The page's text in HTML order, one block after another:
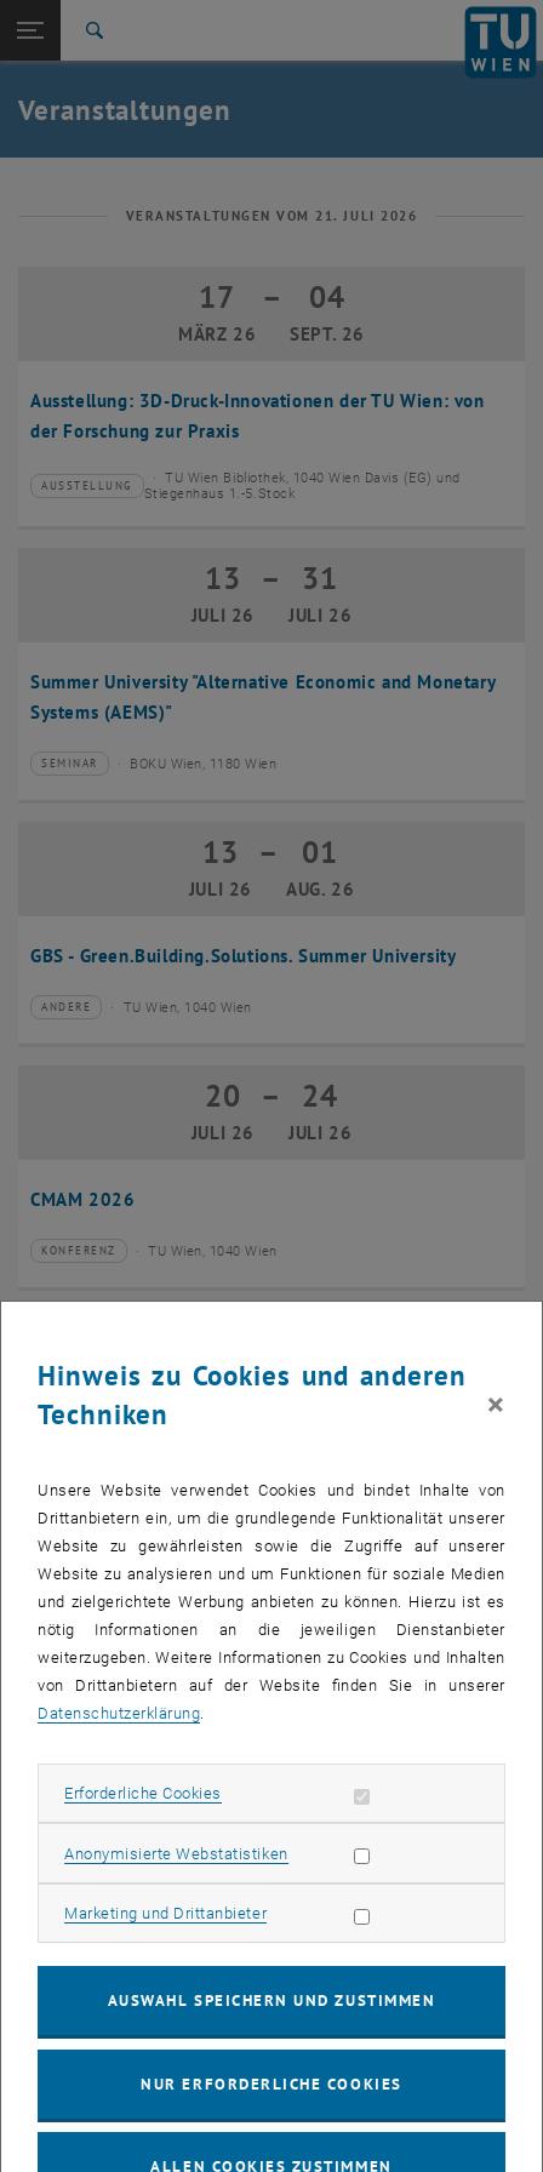
TU Login
Quicklinks
Quicklinks-Menü umschalten
Studium
Karriere
Zurück: Subseiten von Aktuelles auflisten
Aktuelles
Veranstaltungen
VERANSTALTUNGEN VOM 21. JULI 2026
Ausstellung: 3D-Druck-Innovationen der TU Wien: von
der Forschung zur Praxis
17
MÄRZ 26
17 März 2026 bis 04 September 2026
– 04
SEPT. 26
Veranstaltungstyp:
AUSSTELLUNG
Veranstaltungsort:
TU Wien Bibliothek, 1040 Wien Davis (EG) und
Stiegenhaus 1.-5.Stock
Summer University "Alternative Economic and Monetary
Systems (AEMS)"
13
JULI 26
13 Juli 2026 bis 31 Juli 2026
– 31
JULI 26
Veranstaltungstyp:
SEMINAR
Veranstaltungsort:BOKU Wien, 1180 Wien
GBS - Green.Building.Solutions. Summer University
13
JULI 26
13 Juli 2026 bis 01 August 2026
– 01
AUG. 26
Veranstaltungstyp:
ANDERE
Veranstaltungsort:TU Wien, 1040 Wien
CMAM 2026
20
JULI 26
20 Juli 2026 bis 24 Juli 2026
– 24
JULI 26
Veranstaltungstyp:
KONFERENZ
Veranstaltungsort: TU Wien, 1040 Wien
EMBA Online Info Session mit Dekan Prof. Dr. Wolfgang
Güttel
JULI 26
Veranstaltungstyp:
Veranstaltungsort: Online, via Zoom
Info Session Learning Journey Turin
03 August 2026
03
AUG. 26
Veranstaltungstyp:
INFORMATIONSVERANSTALTUNG
Veranstaltungsort: Online, Via Zoom
Stammtisch 04.08.
04
AUG. 26
–
tba, 1060 Wien
Hinweis zu Cookies und anderen
Techniken
×
Unsere Website verwendet Cookies und bindet Inhalte von
Drittanbietern ein, um die grundlegende Funktionalität unserer
Website zu gewährleisten sowie die Zugriffe auf unserer
Website zu analysieren und um Funktionen für soziale Medien
und zielgerichtete Werbung anbieten zu können. Hierzu ist es
nötig Informationen an die jeweiligen Dienstanbieter
weiterzugeben. Weitere Informationen zu Cookies und Inhalten
von Drittanbietern auf der Website finden Sie in unserer
Datenschutzerklärung
Erforderliche Cookies Erforderliche Cookies zulassen
Anonymisierte WebstatistikenStatistik Cookies zulassen
Marketing und DrittanbieterMarketing Cookies zulassen
AUSWAHL SPEICHERN UND ZUSTIMMEN
NUR ERFORDERLICHE COOKIES
ALLEN COOKIES ZUSTIMMEN